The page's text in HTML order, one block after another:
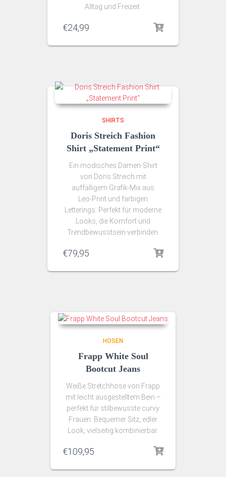
Alltag und Freizeit.
€24,99
SHIRTS
Doris Streich Fashion
Shirt „Statement Print“
Ein modisches Damen-Shirt
von Doris Streich mit
auffälligem Grafik‑Mix aus
Leo‑Print und farbigen
Letterings. Perfekt für moderne
Looks, die Komfort und
Trendbewusstsein verbinden.
€79,95
HOSEN
Frapp White Soul
Bootcut Jeans
Weiße Stretchhose von Frapp
mit leicht ausgestelltem Bein –
perfekt für stilbewusste curvy
Frauen. Bequemer Sitz, edler
Look, vielseitig kombinierbar.
€109,95